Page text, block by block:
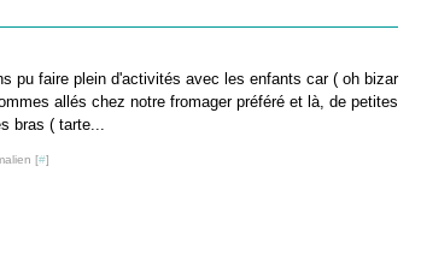
pu faire plein d'activités avec les enfants car ( oh bizar
allés chez notre fromager préféré et là, de petites
bras ( tarte...
[#]